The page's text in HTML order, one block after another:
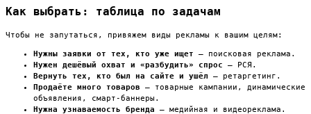
Как выбрать: таблица по задачам
Чтобы не запутаться, привяжем виды рекламы к вашим целям:
Нужны заявки от тех, кто уже ищет — поисковая реклама.
Нужен дешёвый охват и «разбудить» спрос — РСЯ.
Вернуть тех, кто был на сайте и ушёл — ретаргетинг.
Продаёте много товаров — товарные кампании, динамические
объявления, смарт-баннеры.
Нужна узнаваемость бренда — медийная и видеореклама.